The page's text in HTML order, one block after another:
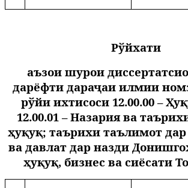
Рўйхати
аъзои шурои
дарёфти дараҷаи илмии
рўйи ихтисоси 12.00.00 –
12.00.01 – Назария ва
ҳуқуқ; таърихи таълимот
ва давлат дар назди
ҳуқуқ, бизнес ва сиёсати